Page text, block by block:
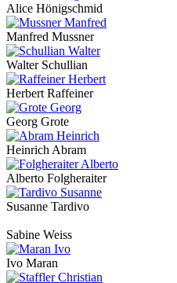
Alice Hönigschmid
Manfred Mussner
Walter Schullian
Herbert Raffeiner
Georg Grote
Heinrich Abram
Alberto Folgheraiter
Susanne Tardivo
Sabine Weiss
Ivo Maran